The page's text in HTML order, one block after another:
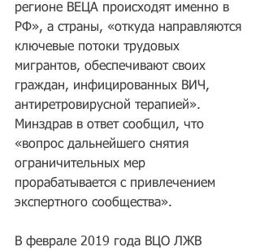
регионе ВЕЦА происходят именно в
РФ», а страны, «откуда направляются
ключевые потоки трудовых
мигрантов, обеспечивают своих
граждан, инфицированных ВИЧ,
антиретровирусной терапией».
Минздрав в ответ сообщил, что
«вопрос дальнейшего снятия
ограничительных мер
прорабатывается с привлечением
экспертного сообщества».
В феврале 2019 года ВЦО ЛЖВ